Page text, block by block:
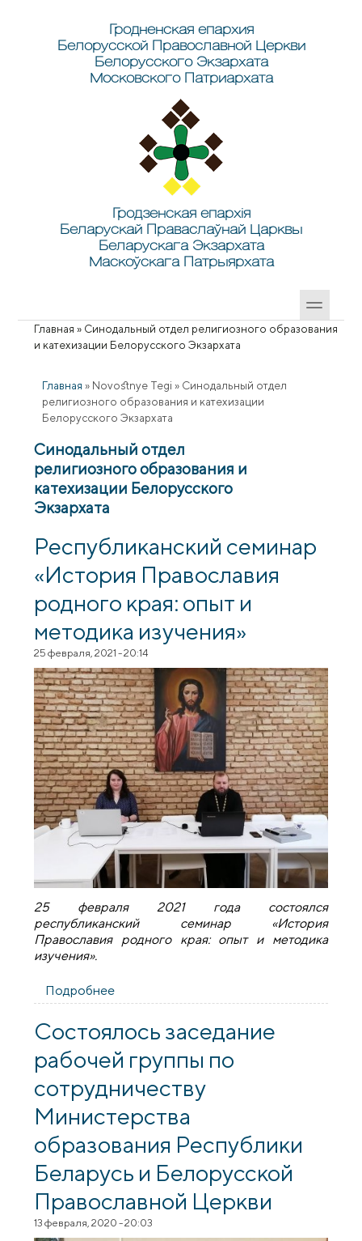
Гродненская епархия
Белорусской Православной Церкви
Белорусского Экзархата
Московского Патриархата
Гродзенская епархія
Беларускай Праваслаўнай Царквы
Беларускага Экзархата
Маскоўскага Патрыярхата
Вы здесь
Главная » Синодальный отдел религиозного образования
и катехизации Белорусского Экзархата
Главная » Novostnye Tegi » Синодальный отдел
религиозного образования и катехизации
Белорусского Экзархата
Синодальный отдел
религиозного образования и
катехизации Белорусского
Экзархата
Республиканский семинар
«История Православия
родного края: опыт и
методика изучения»
25 февраля, 2021 - 20:14
25 февраля 2021 года состоялся
республиканский семинар «История
Православия родного края: опыт и методика
изучения».
Подробнее
Православия родного края: опыт и
Состоялось заседание
рабочей группы по
сотрудничеству
Министерства
образования Республики
Беларусь и Белорусской
Православной Церкви
13 февраля, 2020 - 20:03